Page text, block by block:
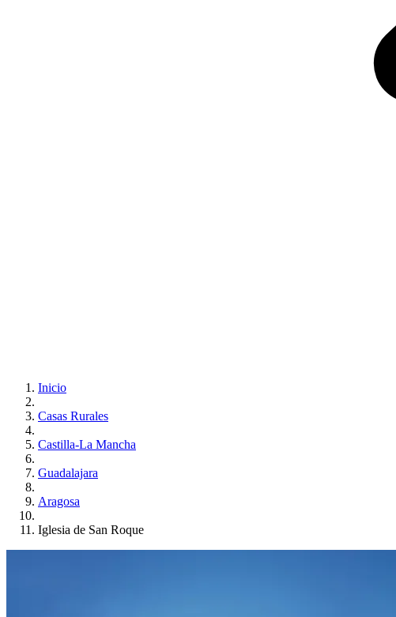
Inicio
Casas Rurales
Castilla-La Mancha
Guadalajara
Aragosa
Iglesia de San Roque